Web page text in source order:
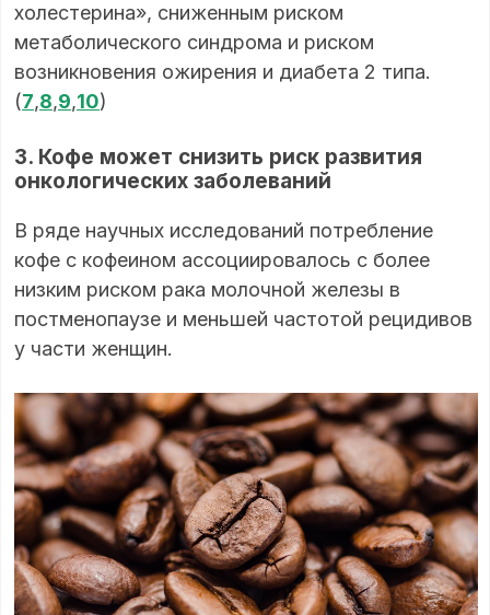
холестерина», сниженным риском
метаболического синдрома и риском
возникновения ожирения и диабета 2 типа.
(7,8,9,10)
3. Кофе может снизить риск развития
онкологических заболеваний
В ряде научных исследований потребление
кофе с кофеином ассоциировалось с более
низким риском рака молочной железы в
постменопаузе и меньшей частотой рецидивов
у части женщин.